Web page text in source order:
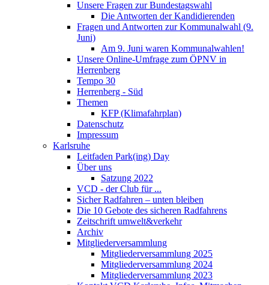
Unsere Fragen zur Bundestagswahl
Die Antworten der Kandidierenden
Fragen und Antworten zur Kommunalwahl (9.
Juni)
Am 9. Juni waren Kommunalwahlen!
Unsere Online-Umfrage zum ÖPNV in
Herrenberg
Tempo 30
Herrenberg - Süd
Themen
KFP (Klimafahrplan)
Datenschutz
Impressum
Karlsruhe
Leitfaden Park(ing) Day
Über uns
Satzung 2022
VCD - der Club für ...
Sicher Radfahren – unten bleiben
Die 10 Gebote des sicheren Radfahrens
Zeitschrift umwelt&verkehr
Archiv
Mitgliederversammlung
Mitgliederversammlung 2025
Mitgliederversammlung 2024
Mitgliederversammlung 2023